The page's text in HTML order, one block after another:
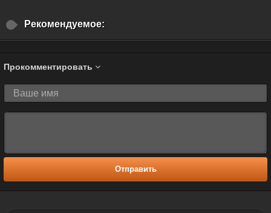
Рекомендуемое:
Прокомментировать
Отправить